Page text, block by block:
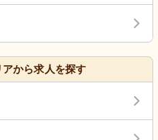
アから求人を探す